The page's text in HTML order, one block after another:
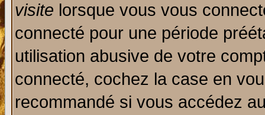
visite lorsque vous vous
connecté pour une période
utilisation abusive de votre
connecté, cochez la case en
recommandé si vous accédez